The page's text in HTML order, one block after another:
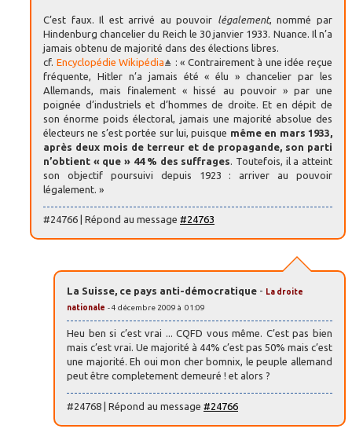
C’est faux. Il est arrivé au pouvoir légalement, nommé par
Hindenburg chancelier du Reich le 30 janvier 1933. Nuance. Il n’a
jamais obtenu de majorité dans des élections libres.
cf. Encyclopédie Wikipédia
: « Contrairement à une idée reçue
fréquente, Hitler n’a jamais été « élu » chancelier par les
Allemands, mais finalement « hissé au pouvoir » par une
poignée d’industriels et d’hommes de droite. Et en dépit de
son énorme poids électoral, jamais une majorité absolue des
électeurs ne s’est portée sur lui, puisque même en mars 1933,
après deux mois de terreur et de propagande, son parti
n’obtient « que » 44 % des suffrages. Toutefois, il a atteint
son objectif poursuivi depuis 1923 : arriver au pouvoir
légalement. »
#24766 | Répond au message #24763
La Suisse, ce pays anti-démocratique - La droite
nationale - 4 décembre 2009 à 01:09
Heu ben si c’est vrai ... CQFD vous même. C’est pas bien
mais c’est vrai. Ue majorité à 44% c’est pas 50% mais c’est
une majorité. Eh oui mon cher bomnix, le peuple allemand
peut être completement demeuré ! et alors ?
#24768 | Répond au message #24766